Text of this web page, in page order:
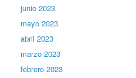
junio 2023
mayo 2023
abril 2023
marzo 2023
febrero 2023